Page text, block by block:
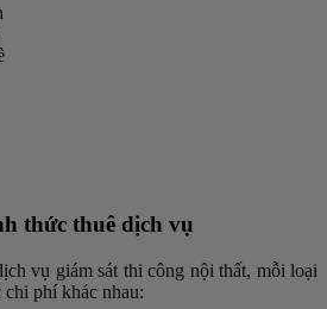
thức thuê dịch vụ
vụ giám sát thi công nội thất, mỗi loại
phí khác nhau: